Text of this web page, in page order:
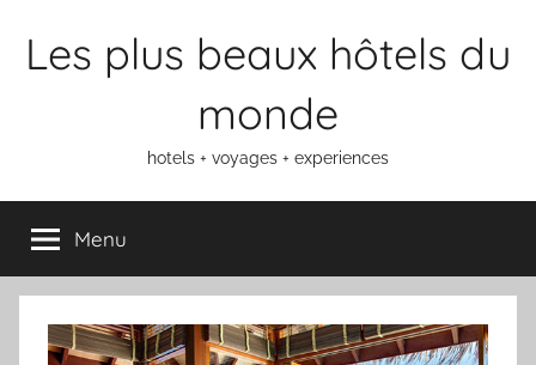
Les plus beaux hôtels du
monde
hotels + voyages + experiences
Menu